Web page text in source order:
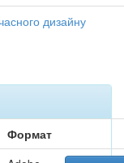
дизайну
Формат